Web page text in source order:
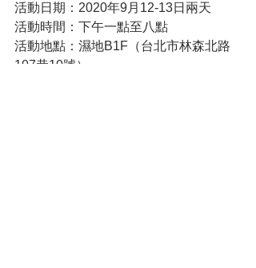
活動日期：2020年9月12-13日兩天
活動時間：下午一點至八點
活動地點：濕地B1F（台北市林森北路
107巷10號）